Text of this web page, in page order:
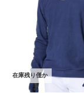
在庫残り僅か